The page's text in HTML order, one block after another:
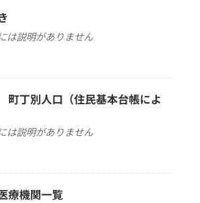
は説明がありません
丁別人口（住民基本台帳によ
は説明がありません
療機関一覧